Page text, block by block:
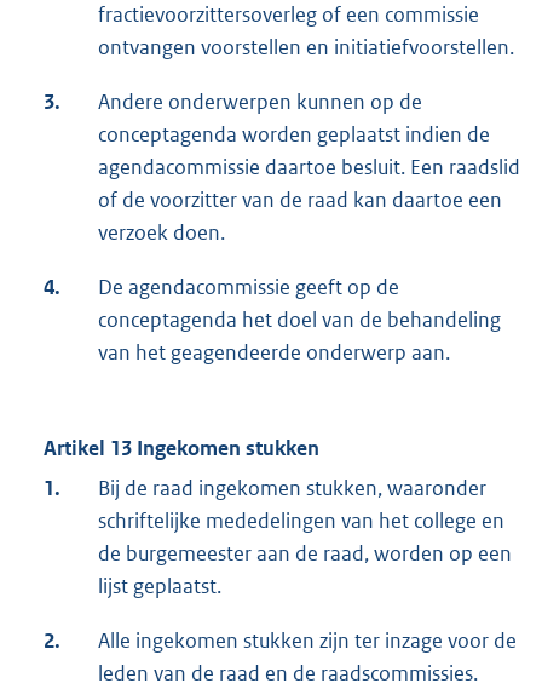
fractievoorzittersoverleg of een commissie
ontvangen voorstellen en initiatiefvoorstellen.
3.
Andere onderwerpen kunnen op de
conceptagenda worden geplaatst indien de
agendacommissie daartoe besluit. Een raadslid
of de voorzitter van de raad kan daartoe een
verzoek doen.
4.
De agendacommissie geeft op de
conceptagenda het doel van de behandeling
van het geagendeerde onderwerp aan.
Artikel 13 Ingekomen stukken
1.
Bij de raad ingekomen stukken, waaronder
schriftelijke mededelingen van het college en
de burgemeester aan de raad, worden op een
lijst geplaatst.
2.
Alle ingekomen stukken zijn ter inzage voor de
leden van de raad en de raadscommissies.